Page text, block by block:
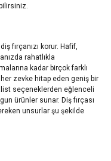
fırçanızı korur. Hafif,
rahatlıkla
kadar birçok farklı
her zevke hitap eden geniş bir
seçeneklerden eğlenceli
ürünler sunar. Diş fırçası
unsurlar şu şekilde